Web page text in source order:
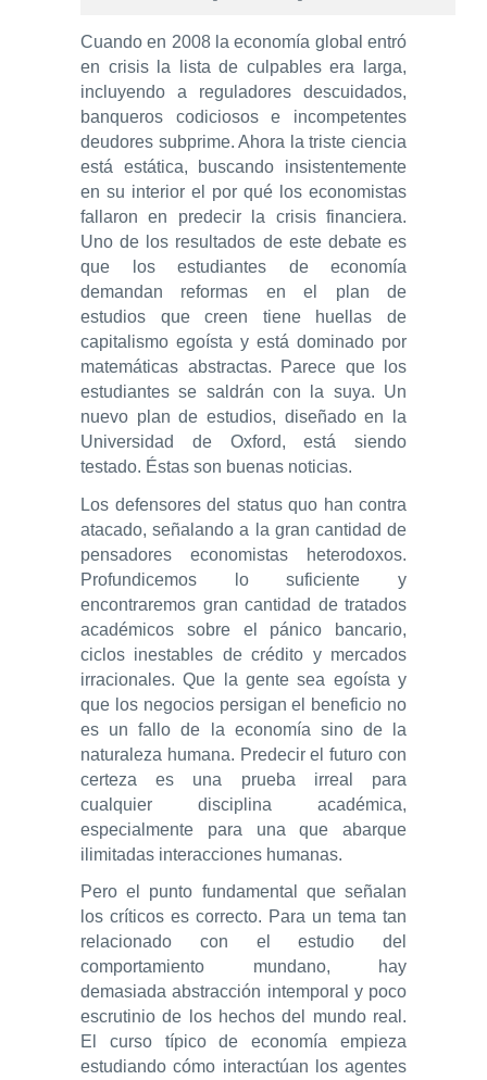
Cuando en 2008 la economía global entró
en crisis la lista de culpables era larga,
incluyendo a reguladores descuidados,
banqueros codiciosos e incompetentes
deudores subprime. Ahora la triste ciencia
está estática, buscando insistentemente
en su interior el por qué los economistas
fallaron en predecir la crisis financiera.
Uno de los resultados de este debate es
que los estudiantes de economía
demandan reformas en el plan de
estudios que creen tiene huellas de
capitalismo egoísta y está dominado por
matemáticas abstractas. Parece que los
estudiantes se saldrán con la suya. Un
nuevo plan de estudios, diseñado en la
Universidad de Oxford, está siendo
testado. Éstas son buenas noticias.
Los defensores del status quo han contra
atacado, señalando a la gran cantidad de
pensadores economistas heterodoxos.
Profundicemos lo suficiente y
encontraremos gran cantidad de tratados
académicos sobre el pánico bancario,
ciclos inestables de crédito y mercados
irracionales. Que la gente sea egoísta y
que los negocios persigan el beneficio no
es un fallo de la economía sino de la
naturaleza humana. Predecir el futuro con
certeza es una prueba irreal para
cualquier disciplina académica,
especialmente para una que abarque
ilimitadas interacciones humanas.
Pero el punto fundamental que señalan
los críticos es correcto. Para un tema tan
relacionado con el estudio del
comportamiento mundano, hay
demasiada abstracción intemporal y poco
escrutinio de los hechos del mundo real.
El curso típico de economía empieza
estudiando cómo interactúan los agentes